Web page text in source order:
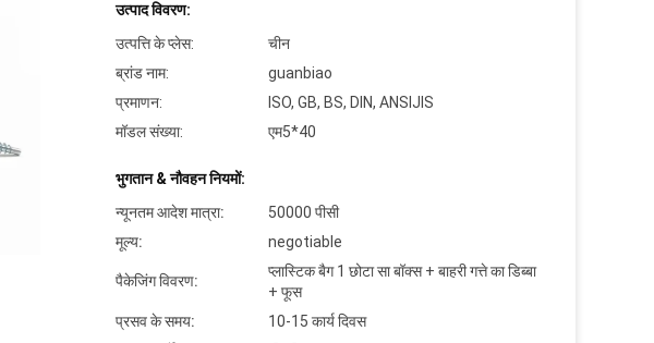
उत्पाद विवरण:
उत्पत्ति के प्लेस:
चीन
ब्रांड नाम:
guanbiao
प्रमाणन:
ISO, GB, BS, DIN, ANSIJIS
मॉडल संख्या:
एम5*40
भुगतान & नौवहन नियमों:
न्यूनतम आदेश मात्रा:
50000 पीसी
मूल्य:
negotiable
पैकेजिंग विवरण:
प्लास्टिक बैग 1 छोटा सा बॉक्स + बाहरी गत्ते का डिब्बा
+ फूस
प्रसव के समय:
10-15 कार्य दिवस